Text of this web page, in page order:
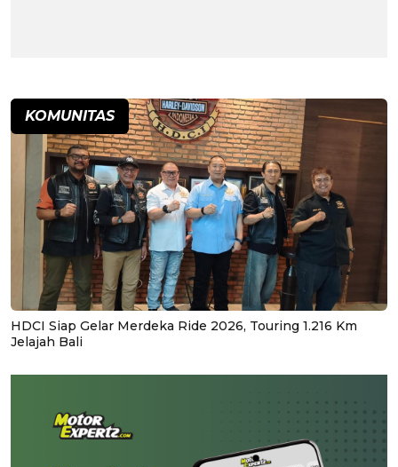
KOMUNITAS
HDCI Siap Gelar Merdeka Ride 2026, Touring 1.216 Km
Jelajah Bali